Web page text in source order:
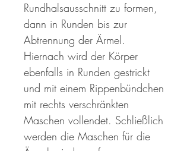
Rundhalsausschnitt zu formen,
dann in Runden bis zur
Abtrennung der Ärmel.
Hiernach wird der Körper
ebenfalls in Runden gestrickt
und mit einem Rippenbündchen
mit rechts verschränkten
Maschen vollendet. Schließlich
werden die Maschen für die